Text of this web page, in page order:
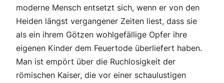
moderne Mensch entsetzt sich, wenn er von den
Heiden längst vergangener Zeiten liest, dass sie
als ein ihrem Götzen wohlgefällige Opfer ihre
eigenen Kinder dem Feuertode überliefert haben.
Man ist empört über die Ruchlosigkeit der
römischen Kaiser, die vor einer schaulustigen